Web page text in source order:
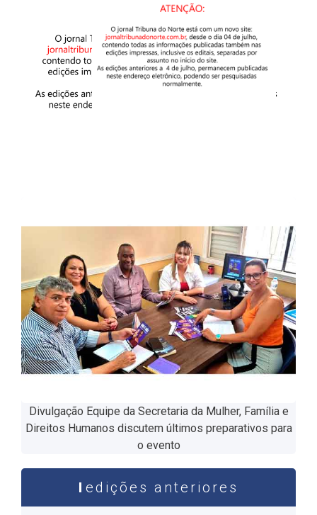
Divulgação Equipe da Secretaria da Mulher, Família e
Direitos Humanos discutem últimos preparativos para
o evento
edições anteriores